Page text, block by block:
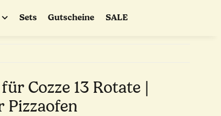
Sets Gutscheine SALE
Cozze 13 Rotate |
Pizzaofen